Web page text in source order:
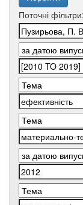
Поточні фільтри: